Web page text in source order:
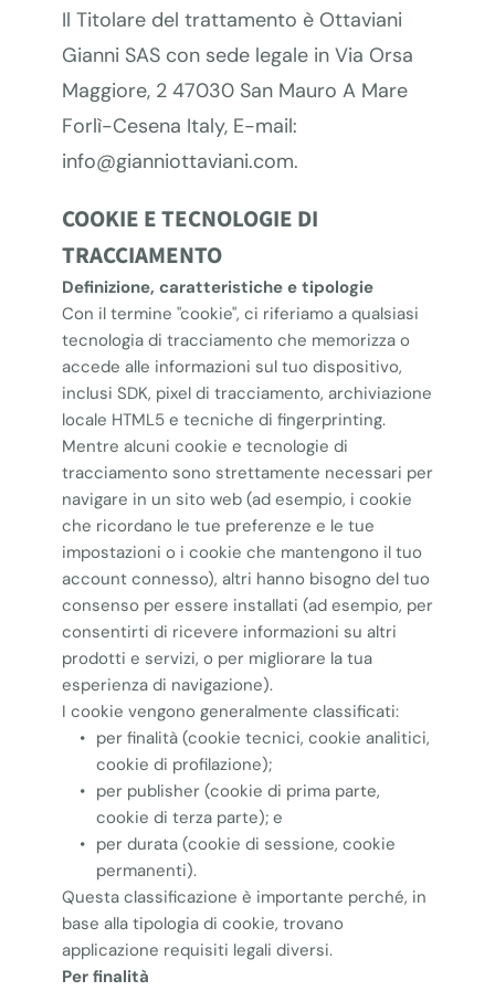
Il Titolare del trattamento è Ottaviani
Gianni SAS con sede legale in Via Orsa
Maggiore, 2 47030 San Mauro A Mare
Forlì-Cesena Italy, E-mail:
info@gianniottaviani.com.
COOKIE E TECNOLOGIE DI
TRACCIAMENTO
Definizione, caratteristiche e tipologie
Con il termine "cookie", ci riferiamo a qualsiasi
tecnologia di tracciamento che memorizza o
accede alle informazioni sul tuo dispositivo,
inclusi SDK, pixel di tracciamento, archiviazione
locale HTML5 e tecniche di fingerprinting.
Mentre alcuni cookie e tecnologie di
tracciamento sono strettamente necessari per
navigare in un sito web (ad esempio, i cookie
che ricordano le tue preferenze e le tue
impostazioni o i cookie che mantengono il tuo
account connesso), altri hanno bisogno del tuo
consenso per essere installati (ad esempio, per
consentirti di ricevere informazioni su altri
prodotti e servizi, o per migliorare la tua
esperienza di navigazione).
I cookie vengono generalmente classificati:
per finalità (cookie tecnici, cookie analitici,
cookie di profilazione);
per publisher (cookie di prima parte,
cookie di terza parte); e
per durata (cookie di sessione, cookie
permanenti).
Questa classificazione è importante perché, in
base alla tipologia di cookie, trovano
applicazione requisiti legali diversi.
Per finalità